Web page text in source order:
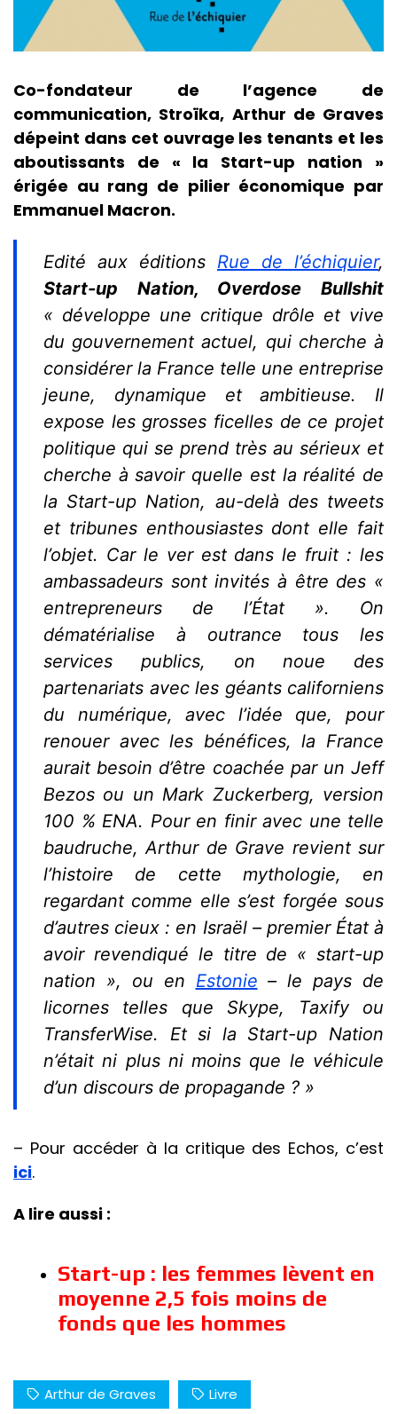
Co-fondateur de l’agence de
communication, Stroïka, Arthur de Graves
dépeint dans cet ouvrage les tenants et les
aboutissants de « la Start-up nation »
érigée au rang de pilier économique par
Emmanuel Macron.
Edité aux éditions Rue de l’échiquier,
Start-up Nation, Overdose Bullshit
« développe une critique drôle et vive
du gouvernement actuel, qui cherche à
considérer la France telle une entreprise
jeune, dynamique et ambitieuse. Il
expose les grosses ficelles de ce projet
politique qui se prend très au sérieux et
cherche à savoir quelle est la réalité de
la Start-up Nation, au-delà des tweets
et tribunes enthousiastes dont elle fait
l’objet. Car le ver est dans le fruit : les
ambassadeurs sont invités à être des «
entrepreneurs de l’État ». On
dématérialise à outrance tous les
services publics, on noue des
partenariats avec les géants californiens
du numérique, avec l’idée que, pour
renouer avec les bénéfices, la France
aurait besoin d’être coachée par un Jeff
Bezos ou un Mark Zuckerberg, version
100 % ENA. Pour en finir avec une telle
baudruche, Arthur de Grave revient sur
l’histoire de cette mythologie, en
regardant comme elle s’est forgée sous
d’autres cieux : en Israël – premier État à
avoir revendiqué le titre de « start-up
nation », ou en Estonie – le pays de
licornes telles que Skype, Taxify ou
TransferWise. Et si la Start-up Nation
n’était ni plus ni moins que le véhicule
d’un discours de propagande ? »
– Pour accéder à la critique des Echos, c’est
ici.
A lire aussi :
Start-up : les femmes lèvent en
moyenne 2,5 fois moins de
fonds que les hommes
Arthur de Graves Livre